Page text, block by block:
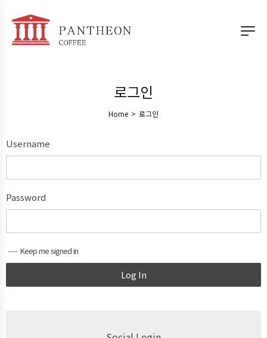
로그인
Home > 로그인
Username
Password
Keep me signed in
Log In